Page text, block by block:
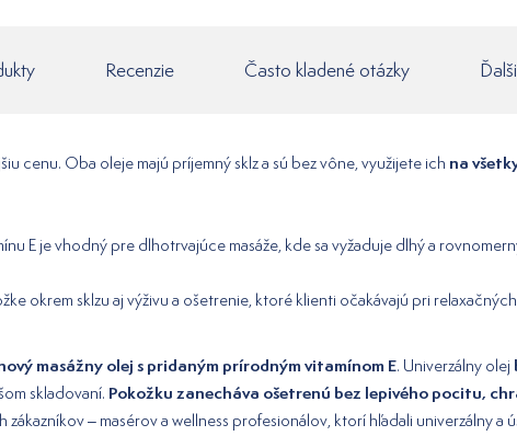
Recenzie Často kladené otázky
cenu. Oba oleje majú príjemný sklz a sú bez vône, využijete ich na
E je vhodný pre dlhotrvajúce masáže, kde sa vyžaduje dlhý a
okrem sklzu aj výživu a ošetrenie, ktoré klienti očakávajú pri
masážny olej s pridaným prírodným vitamínom E. Univerzálny olej
skladovaní. Pokožku zanecháva ošetrenú bez lepivého pocitu,
– masérov a wellness profesionálov, ktorí hľadali univerzálny a